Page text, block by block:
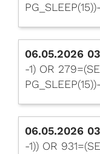
06.05.2026
-1) OR
06.05.2026
-1)) OR